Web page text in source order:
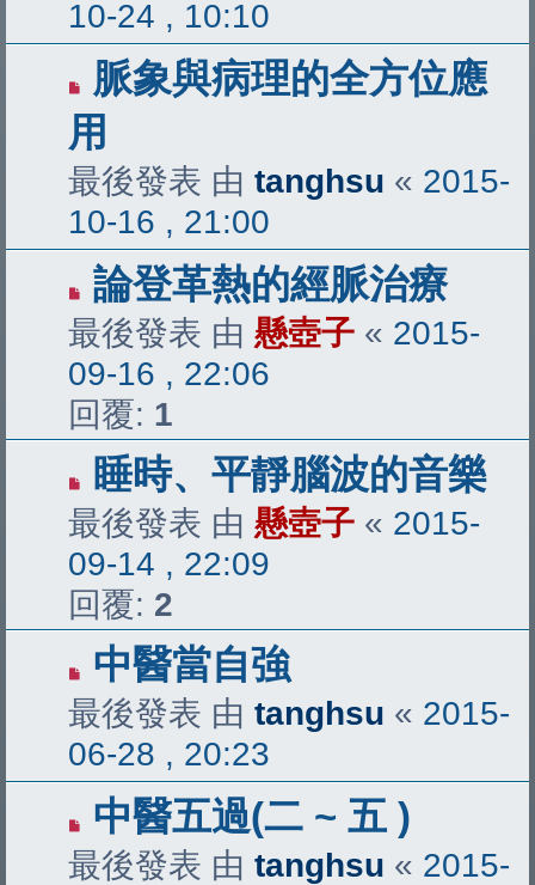
10-24 , 10:10
脈象與病理的全方位應
用
最後發表 由 tanghsu « 2015-
10-16 , 21:00
論登革熱的經脈治療
最後發表 由 懸壺子 « 2015-
09-16 , 22:06
回覆: 1
睡時、平靜腦波的音樂
最後發表 由 懸壺子 « 2015-
09-14 , 22:09
回覆: 2
中醫當自強
最後發表 由 tanghsu « 2015-
06-28 , 20:23
中醫五過(二 ~ 五 )
最後發表 由 tanghsu « 2015-